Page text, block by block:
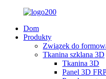
Dom
Produkty
Związek do
Tkanina szklana 3D
Tkanina 3D
Panel 3D